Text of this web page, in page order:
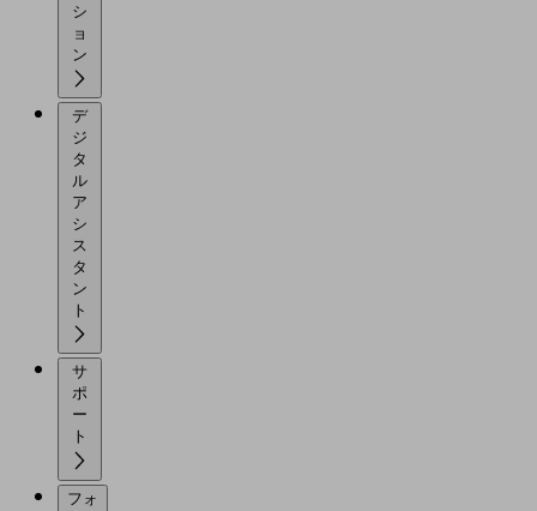
シ
ョ
デ
ジ
タ
ル
ア
シ
ス
タ
ン
サ
ポ
ー
フォ